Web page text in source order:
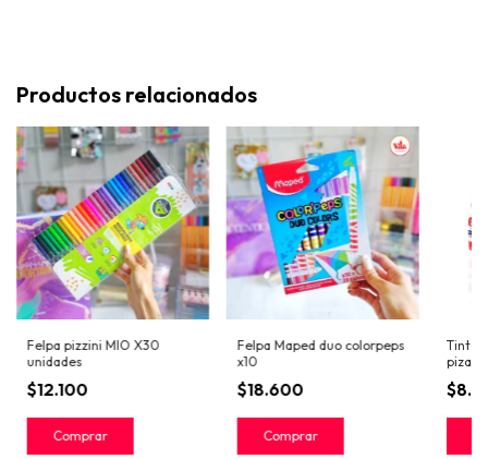
Productos relacionados
Felpa pizzini MIO X30
unidades
$12.100
Felpa Maped duo colorpeps
x10
$18.600
Tinta